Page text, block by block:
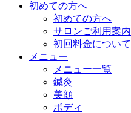
初めての方へ
初めての方へ
サロンご利用案内
初回料金について
メニュー
メニュー一覧
鍼灸
美顔
ボディ